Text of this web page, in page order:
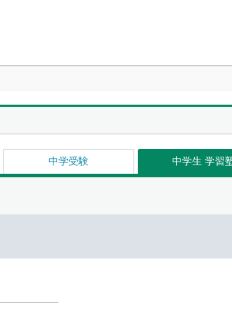
中学受験 中学生 学習